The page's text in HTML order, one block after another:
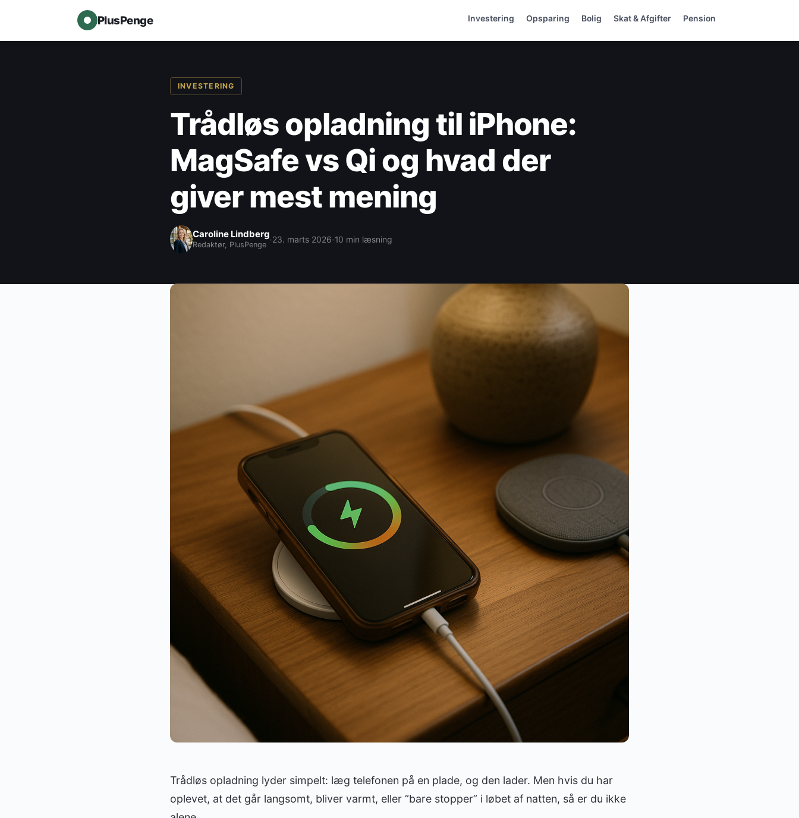
PlusPenge Investering Opsparing Bolig Skat & Afgifter Pension
INVESTERING
Trådløs opladning til iPhone:
MagSafe vs Qi og hvad der
giver mest mening
Caroline Lindberg
Redaktør, PlusPenge ·23. marts 2026·10 min læsning
Trådløs opladning lyder simpelt: læg telefonen på en plade, og den lader. Men hvis du har
oplevet, at det går langsomt, bliver varmt, eller “bare stopper” i løbet af natten, så er du ikke